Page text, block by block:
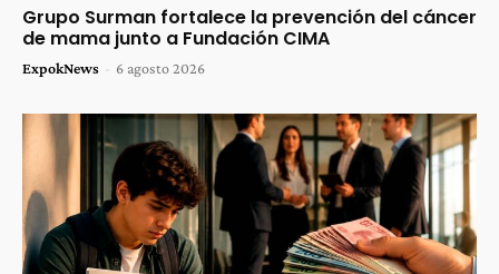
Grupo Surman fortalece la prevención del cáncer
de mama junto a Fundación CIMA
ExpokNews - 6 agosto 2026